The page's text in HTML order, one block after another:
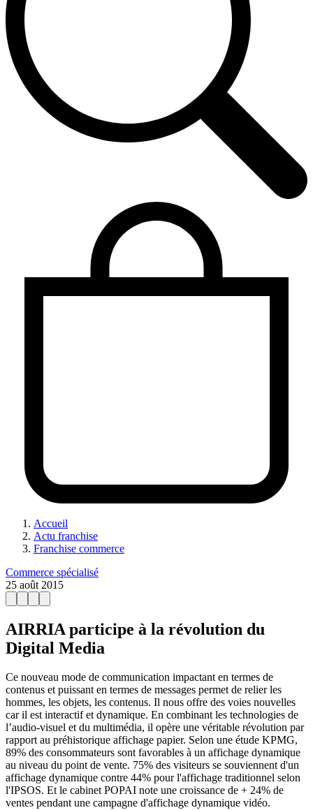
Accueil
Actu franchise
Franchise commerce
Commerce spécialisé
25 août 2015
AIRRIA participe à la révolution du
Digital Media
Ce nouveau mode de communication impactant en termes de
contenus et puissant en termes de messages permet de relier les
hommes, les objets, les contenus. Il nous offre des voies nouvelles
car il est interactif et dynamique. En combinant les technologies de
l’audio-visuel et du multimédia, il opère une véritable révolution par
rapport au préhistorique affichage papier. Selon une étude KPMG,
89% des consommateurs sont favorables à un affichage dynamique
au niveau du point de vente. 75% des visiteurs se souviennent d'un
affichage dynamique contre 44% pour l'affichage traditionnel selon
l'IPSOS. Et le cabinet POPAI note une croissance de + 24% de
ventes pendant une campagne d'affichage dynamique vidéo.